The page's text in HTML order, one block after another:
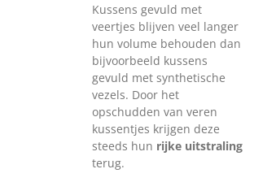
Kussens gevuld met
veertjes blijven veel langer
hun volume behouden dan
bijvoorbeeld kussens
gevuld met synthetische
vezels. Door het
opschudden van veren
kussentjes krijgen deze
steeds hun rijke uitstraling
terug.